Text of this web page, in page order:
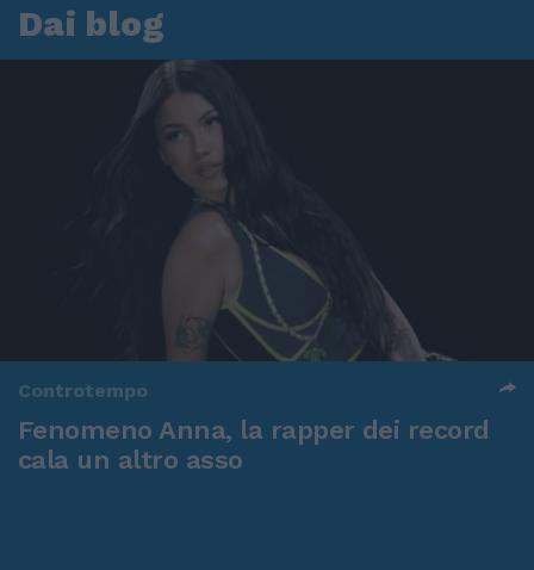
Dai blog
Controtempo
Fenomeno Anna, la rapper dei record
cala un altro asso